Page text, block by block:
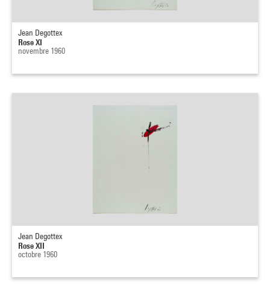
Jean Degottex
Rose XI
novembre 1960
Jean Degottex
Rose XII
octobre 1960